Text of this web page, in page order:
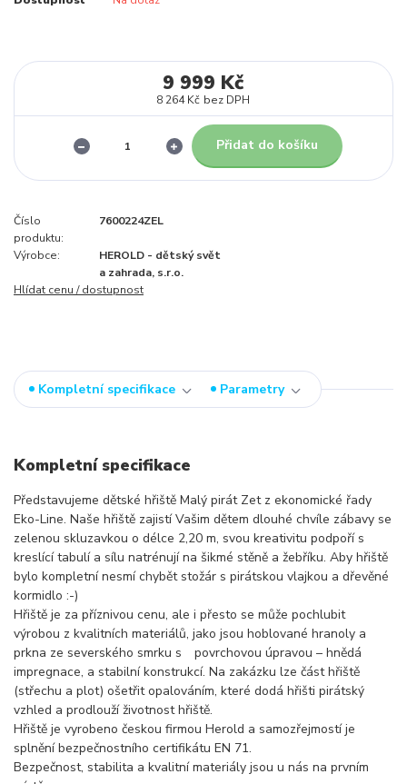
9 999 Kč
8 264 Kč bez DPH
Přidat do košíku
Číslo
produktu:
7600224ZEL
Výrobce:
HEROLD - dětský svět
a zahrada, s.r.o.
Hlídat cenu / dostupnost
Kompletní specifikace Parametry
Kompletní specifikace
Představujeme dětské hřiště Malý pirát Zet z ekonomické řady
Eko-Line. Naše hřiště zajistí Vašim dětem dlouhé chvíle zábavy se
zelenou skluzavkou o délce 2,20 m, svou kreativitu podpoří s
kreslící tabulí a sílu natrénují na šikmé stěně a žebříku. Aby hřiště
bylo kompletní nesmí chybět stožár s pirátskou vlajkou a dřevěné
kormidlo :-)
Hřiště je za příznivou cenu, ale i přesto se může pochlubit
výrobou z kvalitních materiálů, jako jsou hoblované hranoly a
prkna ze severského smrku s povrchovou úpravou – hnědá
impregnace, a stabilní konstrukcí. Na zakázku lze část hřiště
(střechu a plot) ošetřit opalováním, které dodá hřišti pirátský
vzhled a prodlouží životnost hřiště.
Hřiště je vyrobeno českou firmou Herold a samozřejmostí je
splnění bezpečnostního certifikátu EN 71.
Bezpečnost, stabilita a kvalitní materiály jsou u nás na prvním